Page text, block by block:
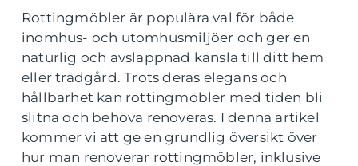
Rottingmöbler är populära val för både
inomhus- och utomhusmiljöer och ger en
naturlig och avslappnad känsla till ditt hem
eller trädgård. Trots deras elegans och
hållbarhet kan rottingmöbler med tiden bli
slitna och behöva renoveras. I denna artikel
kommer vi att ge en grundlig översikt över
hur man renoverar rottingmöbler, inklusive